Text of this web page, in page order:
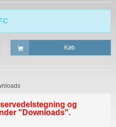
Køb
og
"Downloads".